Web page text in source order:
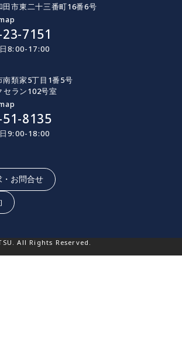
市東二十三番町16番6号
7151
8:00-17:00
類家5丁目1番5号
セラン102号室
8135
9:00-18:00
・お問合せ
All Rights Reserved.